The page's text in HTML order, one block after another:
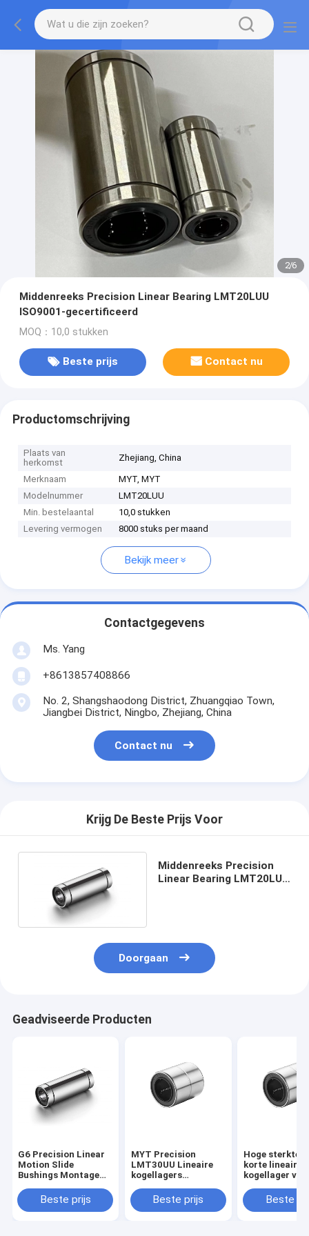
2/6
Middenreeks Precision Linear Bearing LMT20LUU
ISO9001-gecertificeerd
MOQ：10,0 stukken
Beste prijs Contact nu
Productomschrijving
Plaats van
herkomst
Zhejiang, China
Merknaam
MYT, MYT
Modelnummer
LMT20LUU
Min. bestelaantal
10,0 stukken
Levering vermogen
8000 stuks per maand
Bekijk meer
Contactgegevens
Ms. Yang
+8613857408866
No. 2, Shangshaodong District, Zhuangqiao Town,
Jiangbei District, Ningbo, Zhejiang, China
Contact nu
Krijg De Beste Prijs Voor
Middenreeks Precision
Linear Bearing LMT20LUU
Doorgaan
Geadviseerde Producten
G6 Precision Linear
Motion Slide
Bushings Montage
Beste prijs
MYT Precision
LMT30UU Lineaire
kogellagers
Beste prijs
Hoge sterkte
korte lineaire
kogellager
Beste